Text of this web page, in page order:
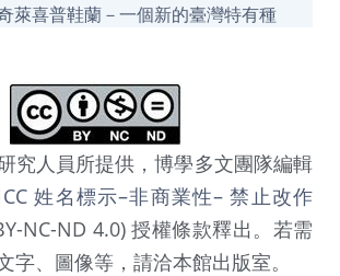
萊喜普鞋蘭－一個新的臺灣特有種
究人員所提供，博學多文團隊編輯
姓名標示–非商業性– 禁止改作
NC-ND 4.0) 授權條款釋出。若需
字、圖像等，請洽本館出版室。